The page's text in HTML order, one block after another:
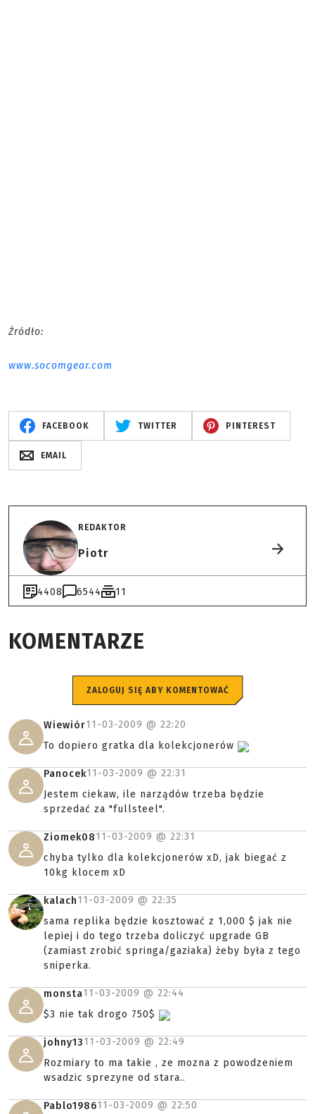
Źródło:
www.socomgear.com
FACEBOOK TWITTER PINTEREST
EMAIL
REDAKTOR
Piotr
4408 6544 11
KOMENTARZE
ZALOGUJ SIĘ ABY KOMENTOWAĆ
Wiewiór11-03-2009 @ 22:20
To dopiero gratka dla kolekcjonerów
Panocek11-03-2009 @ 22:31
Jestem ciekaw, ile narządów trzeba będzie
sprzedać za "fullsteel".
Ziomek0811-03-2009 @ 22:31
chyba tylko dla kolekcjonerów xD, jak biegać z
10kg klocem xD
kalach11-03-2009 @ 22:35
sama replika będzie kosztować z 1,000 $ jak nie
lepiej i do tego trzeba doliczyć upgrade GB
(zamiast zrobić springa/gaziaka) żeby była z tego
sniperka.
monsta11-03-2009 @ 22:44
$3 nie tak drogo 750$
johny1311-03-2009 @ 22:49
Rozmiary to ma takie , ze mozna z powodzeniem
wsadzic sprezyne od stara..
Pablo198611-03-2009 @ 22:50